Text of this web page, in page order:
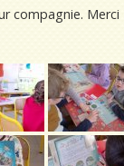
compagnie.